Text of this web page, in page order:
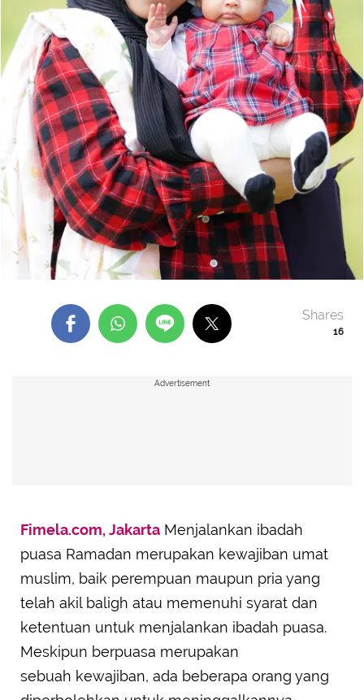
16
Shares
Advertisement
Fimela.com, Jakarta Menjalankan ibadah
puasa Ramadan merupakan kewajiban umat
muslim, baik perempuan maupun pria yang
telah akil baligh atau memenuhi syarat dan
ketentuan untuk menjalankan ibadah puasa.
Meskipun berpuasa merupakan
sebuah kewajiban, ada beberapa orang yang